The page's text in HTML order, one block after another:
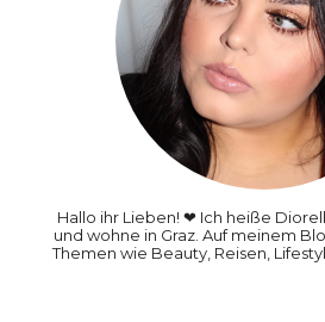
Hallo ihr Lieben! ❤ Ich heiße
und wohne in Graz. Auf meinem
Themen wie Beauty, Reisen,